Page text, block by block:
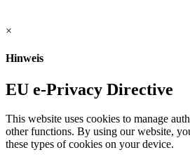
×
Hinweis
EU e-Privacy Directive
This website uses cookies to manage
other functions. By using our website,
these types of cookies on your device.